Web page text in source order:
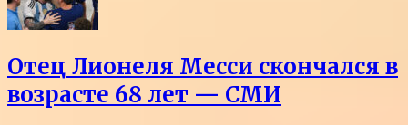
Отец Лионеля Месси скончался в
возрасте 68 лет — СМИ